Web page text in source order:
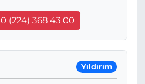
0 (224) 368 43 00
Yıldırım